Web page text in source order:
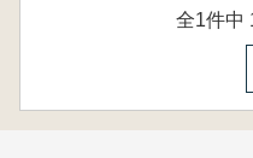
全1件中